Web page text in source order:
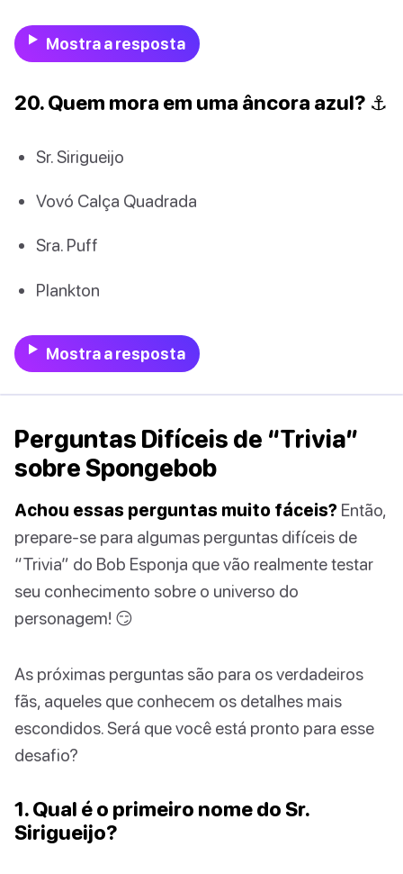
Mostra a resposta
20. Quem mora em uma âncora azul? ⚓️
Sr. Sirigueijo
Vovó Calça Quadrada
Sra. Puff
Plankton
Mostra a resposta
Perguntas Difíceis de “Trivia”
sobre Spongebob
Achou essas perguntas muito fáceis? Então,
prepare-se para algumas perguntas difíceis de
“Trivia” do Bob Esponja que vão realmente testar
seu conhecimento sobre o universo do
personagem! 😏
As próximas perguntas são para os verdadeiros
fãs, aqueles que conhecem os detalhes mais
escondidos. Será que você está pronto para esse
desafio?
1. Qual é o primeiro nome do Sr.
Sirigueijo?